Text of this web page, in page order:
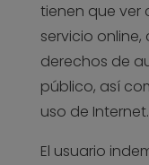
tienen que ver
servicio
derechos de
público, así
uso de Internet.
El usuario